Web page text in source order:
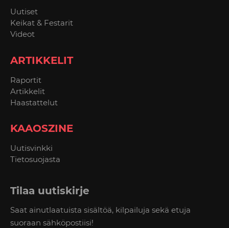
Uutiset
Keikat & Festarit
Videot
ARTIKKELIT
Raportit
Artikkelit
Haastattelut
KAAOSZINE
Uutisvinkki
Tietosuojasta
Tilaa uutiskirje
Saat ainutlaatuista sisältöä, kilpailuja sekä etuja
suoraan sähköpostiisi!